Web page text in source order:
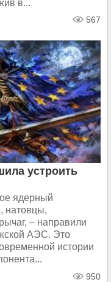
в...
567
устроить
ядерный
натовцы,
– направили
АЭС. Это
истории
950